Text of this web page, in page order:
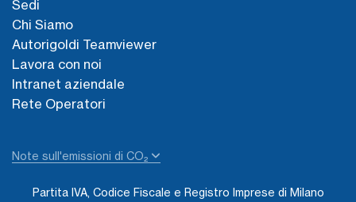
Sedi
Chi Siamo
Autorigoldi Teamviewer
Lavora con noi
Intranet aziendale
Rete Operatori
Note sull'emissioni di CO₂
Partita IVA, Codice Fiscale e Registro Imprese di Milano